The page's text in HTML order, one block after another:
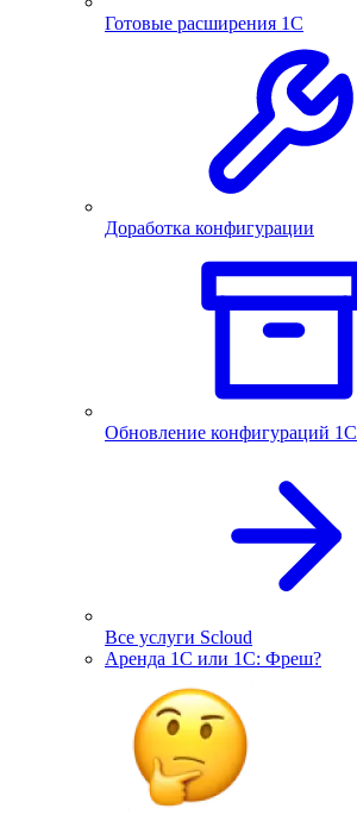
Готовые расширения 1С
Доработка конфигурации
Обновление конфигураций 1С
Все услуги Scloud
Аренда 1С или 1С: Фреш?